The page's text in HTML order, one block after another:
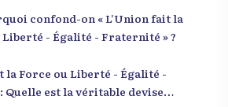
confond-on « L’Union fait la
Liberté - Égalité - Fraternité » ?
la Force ou Liberté - Égalité -
est la véritable devise